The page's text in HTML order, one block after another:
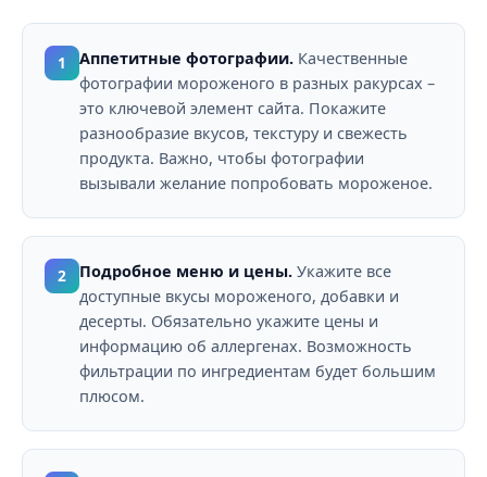
1 Аппетитные фотографии. Качественные
фотографии мороженого в разных ракурсах –
это ключевой элемент сайта. Покажите
разнообразие вкусов, текстуру и свежесть
продукта. Важно, чтобы фотографии
вызывали желание попробовать мороженое.
2 Подробное меню и цены. Укажите все
доступные вкусы мороженого, добавки и
десерты. Обязательно укажите цены и
информацию об аллергенах. Возможность
фильтрации по ингредиентам будет большим
плюсом.